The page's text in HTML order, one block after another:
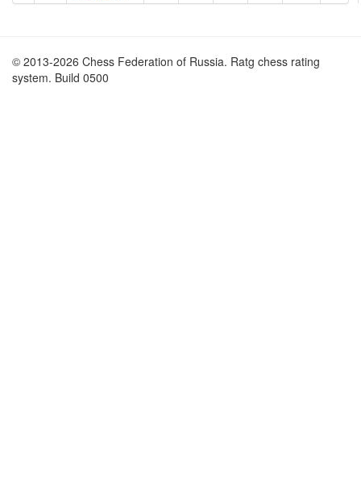
© 2013-2026 Chess Federation of Russia. Ratg chess rating
system. Build 0500